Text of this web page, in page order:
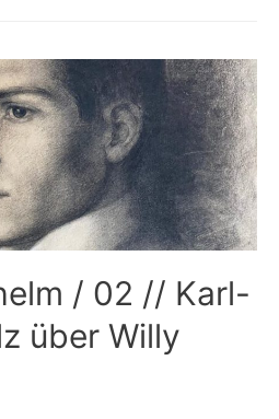
/ 02 // Karl-
über Willy